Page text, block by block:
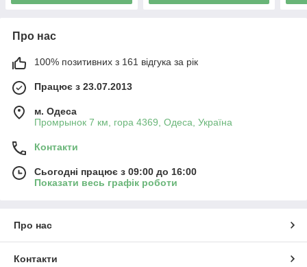
Про нас
100% позитивних з 161 відгука за рік
Працює з 23.07.2013
м. Одеса
Промрынок 7 км, гора 4369, Одеса, Україна
Контакти
Сьогодні працює з 09:00 до 16:00
Показати весь графік роботи
Про нас
Контакти